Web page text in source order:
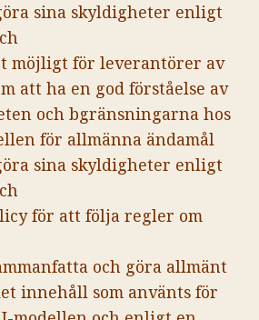
sina skyldigheter enligt
möjligt för leverantörer av
att ha en god förståelse av
och bgränsningarna hos
för allmänna ändamål
sina skyldigheter enligt
för att följa regler om
och göra allmänt
innehåll som använts för